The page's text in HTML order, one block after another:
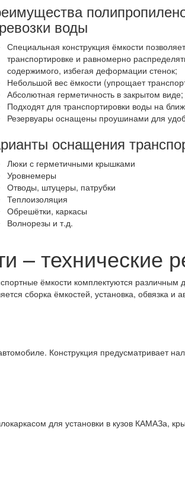
воды
Специальная конструкция ёмкости
транспортировке и равномерно
содержимого, избегая деформации стенок;
Небольшой вес ёмкости (упрощает
Абсолютная герметичность в закрытом виде;
Подходят для транспортировки воды на
Резервуары оснащены проушинами для
оснащения
Люки с герметичными крышками
Уровнемеры
Отводы, штуцеры, патрубки
Теплоизоляция
Обрешётки, каркасы
Волнорезы и т.д.
– технические
ёмкости комплектуются
сборка ёмкостей, установка, обвязка и
Конструкция предусматривает
для установки в кузов КАМАЗа,